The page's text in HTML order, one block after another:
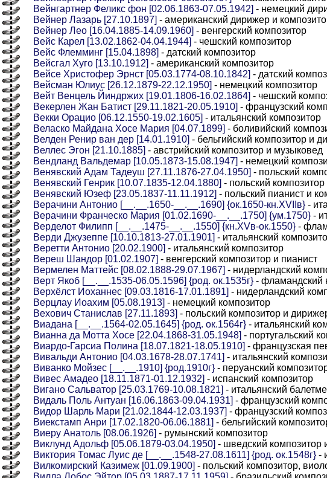
Вейнгартнер Феликс фон [02.06.1863-07.05.1942] - немецкий
Вейнер Лазарь [27.10.1897] - американский дирижер и
Вейнер Лео [16.04.1885-14.09.1960] - венгерский композитор
Вейс Карел [13.02.1862-04.04.1944] - чешский композитор
Вейс Флемминг [15.04.1898] - датский композитор
Вейсгал Хуго [13.10.1912] - американский композитор
Вейсе Христофер Эрнст [05.03.1774-08.10.1842] - датский
Вейсман Юлиус [26.12.1879-22.12.1950] - немецкий композитор
Вейт Венцель Йиндржих [19.01.1806-16.02.1864] - чешский
Векерлен Жан Батист [29.11.1821-20.05.1910] - французский
Векки Орацио [06.12.1550-19.02.1605] - итальянский композитор
Веласко Майдана Хосе Мария [04.07.1899] - боливийский
Велден Ренир ван дер [14.01.1910] - бельгийский композитор и
Веллес Эгон [21.10.1885] - австрийский композитор и музыковед
Вендланд Вальдемар [10.05.1873-15.08.1947] - немецкий
Венявский Адам Тадеуш [27.11.1876-27.04.1950] - польский
Венявский Генрик [10.07.1835-12.04.1880] - польский композитор
Венявский Юзеф [23.05.1837-11.11.1912] - польский пианист и
Верачини Антонио [__.__.1650-__.__.1690] {ок.1650-кн.XVIIв} -
Верачини Франческо Мария [01.02.1690-__.__.1750] {ум.1750} -
Верделот Филипп [__.__.1475-__.__.1550] {кн.XVв-ок.1550} -
Верди Джузеппе [10.10.1813-27.01.1901] - итальянский
Веретти Антонио [20.02.1900] - итальянский композитор
Вереш Шандор [01.02.1907] - венгерский композитор и пианист
Вермелен Маттейс [08.02.1888-29.07.1967] - нидерландский
Верт Якоб [__.__.1535-06.05.1596] {род. ок.1535г} - фламандский
Верхёлст Иоханнес [09.03.1816-17.01.1891] - нидерландский
Верцлау Иоахим [05.08.1913] - немецкий композитор
Вехович Станислав [27.11.1893] - польский композитор и
Виадана [__.__.1564-02.05.1645] {род. ок.1564г} - итальянский
Вианна да Мотта Хосе [22.04.1868-31.05.1948] - португальский
Виардо-Гарсиа Полина [18.07.1821-18.05.1910] - французская
Вивальди Антонио [04.03.1678-28.07.1741] - итальянский
Виванко Мойзес [__.__.1910] {род.1910г} - перуанский
Вивес Амадео [18.11.1871-01.12.1932] - испанский композитор
Вигано Сальватор [25.03.1769-10.08.1821] - итальянский
Видаль Поль Антуан [16.06.1863-09.04.1931] - французский
Видор Шарль Мари [21.02.1844-12.03.1937] - французский
Виекстамп Анри [17.02.1820-06.06.1881] - бельгийский
Виеру Анатоль [08.06.1926] - румынский композитор
Виклунд Адольф [05.06.1879-03.04.1950] - шведский композитор
Виктория Томас Луис де [__.__.1548-27.08.1611] {род. ок.1548г} -
Вилкомирский Казимеж [01.09.1900] - польский композитор,